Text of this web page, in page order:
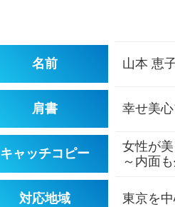
名前 山本 恵
肩書 幸せ美
キャッチコピー
女性が
～内面
対応地域 東京を